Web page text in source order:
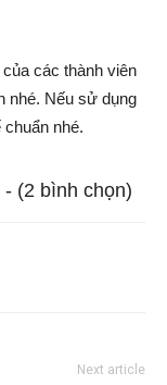
các thành viên
nhé. Nếu sử dụng
nhé.
- (2 bình chọn)
Next article